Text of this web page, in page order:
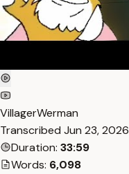
VillagerWerman
Transcribed Jun 23, 2026
Duration: 33:59
Words: 6,098